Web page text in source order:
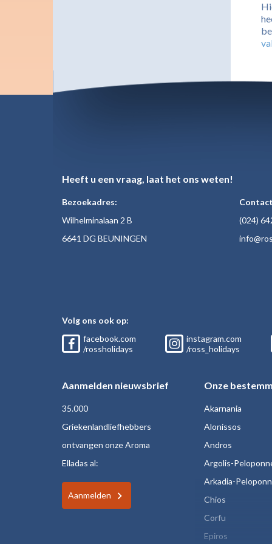
Heeft u een vraag, laat het ons weten!
Bezoekadres:
Wilhelminalaan 2 B
6641 DG BEUNINGEN
(024)
inf
Volg ons ook op:
facebook.com
/rossholidays
instagram.com
/ross_holidays
Aanmelden nieuwsbrief
35.000
Griekenlandliefhebbers
ontvangen onze Aroma
Elladas al:
Aanmelden
Onze
Akarnania
Alonissos
Andros
Argolis-
Arkadia-
Chios
Corfu
Epiros